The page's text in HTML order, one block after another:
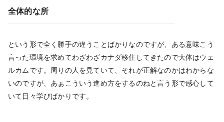
全体的な所
という形で全く勝手の違うことばかりなのですが、ある意味こう
言った環境を求めてわざわざカナダ移住してきたので大体はウェ
ルカムです。周りの人を見ていて、それが正解なのかはわからな
いのですが、あぁこういう進め方をするのねと言う形で感心して
いて日々学びばかりです。